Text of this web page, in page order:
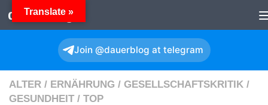
Zum Inhalt springen
dauerBlog
Join @dauerblog at telegram
ALTER / ERNÄHRUNG / GESELLSCHAFTSKRITIK /
GESUNDHEIT / TOP
Translate »